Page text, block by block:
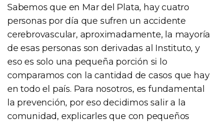
Sabemos que en Mar del Plata, hay cuatro
personas por día que sufren un accidente
cerebrovascular, aproximadamente, la mayoría
de esas personas son derivadas al Instituto, y
eso es solo una pequeña porción si lo
comparamos con la cantidad de casos que hay
en todo el país. Para nosotros, es fundamental
la prevención, por eso decidimos salir a la
comunidad, explicarles que con pequeños